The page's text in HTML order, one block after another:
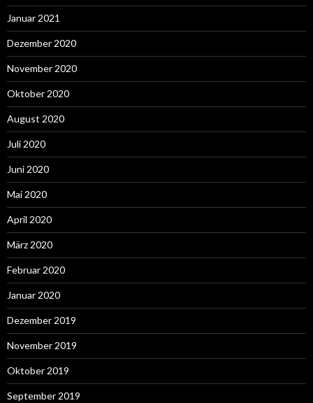
Januar 2021
Dezember 2020
November 2020
Oktober 2020
August 2020
Juli 2020
Juni 2020
Mai 2020
April 2020
März 2020
Februar 2020
Januar 2020
Dezember 2019
November 2019
Oktober 2019
September 2019